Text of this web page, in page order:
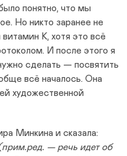
понятно, что мы
Но никто заранее не
витамин К, хотя это всё
И после этого я
сделать — посвятить
всё началось. Она
художественной
Минкина и сказала:
— речь идет об